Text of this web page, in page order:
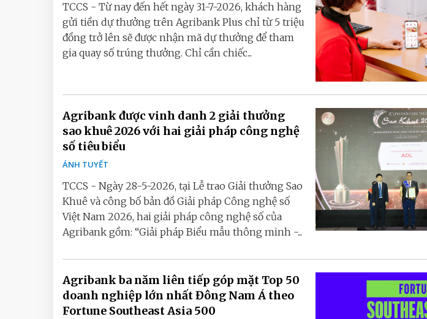
TCCS - Từ nay đến hết ngày 31-7-2026, khách hàng
gửi tiền dự thưởng trên Agribank Plus chỉ từ 5 triệu
đồng trở lên sẽ được nhận mã dự thưởng để tham
gia quay số trúng thưởng. Chỉ cần chiếc...
Agribank được vinh danh 2 giải thưởng
sao khuê 2026 với hai giải pháp công nghệ
số tiêu biểu
ÁNH TUYẾT
TCCS - Ngày 28-5-2026, tại Lễ trao Giải thưởng Sao
Khuê và công bố bản đồ Giải pháp Công nghệ số
Việt Nam 2026, hai giải pháp công nghệ số của
Agribank gồm: “Giải pháp Biểu mẫu thông minh -...
Agribank ba năm liên tiếp góp mặt Top 50
doanh nghiệp lớn nhất Đông Nam Á theo
Fortune Southeast Asia 500